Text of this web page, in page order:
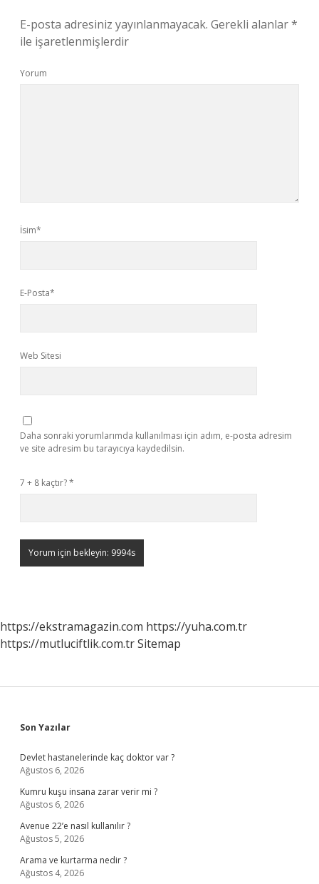
E-posta adresiniz yayınlanmayacak. Gerekli alanlar*
ile işaretlenmişlerdir
Yorum
İsim*
E-Posta*
Web Sitesi
Daha sonraki yorumlarımda kullanılması için adım, e-posta adresim
ve site adresim bu tarayıcıya kaydedilsin.
7 + 8 kaçtır?*
https://ekstramagazin.com https://yuha.com.tr
https://mutluciftlik.com.trSitemap
Sidebar
Son Yazılar
Devlet hastanelerinde kaç doktor var ?
Ağustos 6, 2026
Kumru kuşu insana zarar verir mi ?
Ağustos 6, 2026
Avenue 22’e nasıl kullanılır ?
Ağustos 5, 2026
Arama ve kurtarma nedir ?
Ağustos 4, 2026